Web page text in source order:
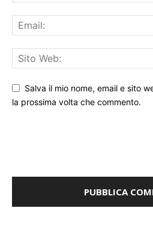
Salva il mio nome, email e sito
la prossima volta che commento.